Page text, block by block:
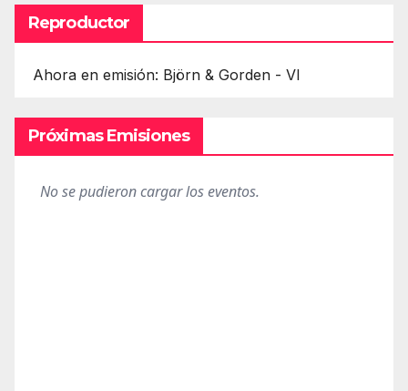
Reproductor
Ahora en emisión: Björn & Gorden - VI
Próximas Emisiones